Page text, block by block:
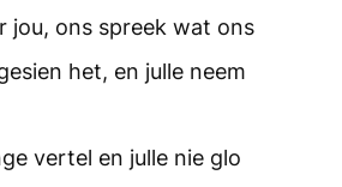
jou, ons spreek wat ons
het, en julle neem
vertel en julle nie glo